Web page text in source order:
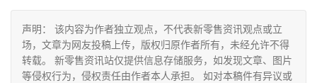
声明： 该内容为作者独立观点，不代表新零售资讯观点或立
场，文章为网友投稿上传，版权归原作者所有，未经允许不得
转载。 新零售资讯站仅提供信息存储服务，如发现文章、图片
等侵权行为，侵权责任由作者本人承担。 如对本稿件有异议或